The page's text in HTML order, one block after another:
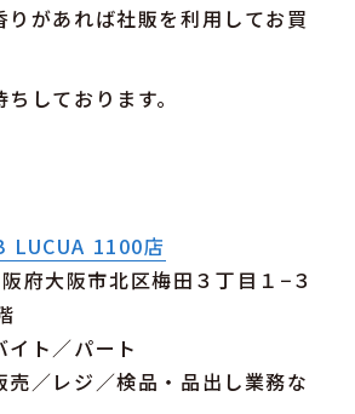
りがあれば社販を利用してお買
しております。
LUCUA 1100店
大阪市北区梅田３丁目１−３
ト／パート
／レジ／検品・品出し業務な